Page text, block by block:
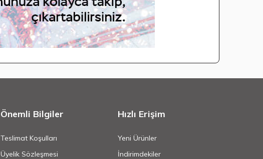
Önemli Bilgiler
Teslimat Koşulları
Üyelik Sözleşmesi
Hızlı Erişim
Yeni Ürünler
İndirimdekiler